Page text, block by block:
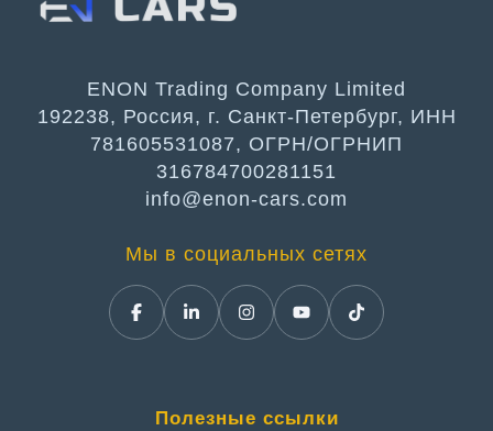
ENON Trading Company Limited
192238, Россия, г. Санкт-Петербург, ИНН
781605531087, ОГРН/ОГРНИП
316784700281151
info@enon-cars.com
Мы в социальных сетях
Полезные ссылки